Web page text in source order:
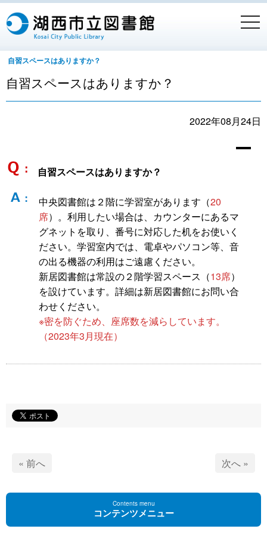
自習スペースはありますか？
自習スペースはありますか？
2022年08月24日
A
自習スペースはありますか？
中央図書館は２階に学習室があります（20
席）。利用したい場合は、カウンターにあるマ
グネットを取り、番号に対応した机をお使いく
ださい。学習室内では、電卓やパソコン等、音
の出る機器の利用はご遠慮ください。
新居図書館は常設の２階学習スペース（13席）
を設けています。詳細は新居図書館にお問い合
わせください。
※密を防ぐため、座席数を減らしています。
（2023年3月現在）
« 前へ 次へ »
Contents menu
コンテンツメニュー